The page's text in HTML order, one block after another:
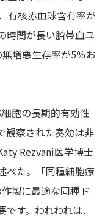
有核赤血球含有率が
時間が長い臍帯血ユ
増悪生存率が5％お
細胞の長期的有効性
観察された奏効は非
Rezvani医学博士
べた。「同種細胞療
製に最適な同種ド
す。われわれは、